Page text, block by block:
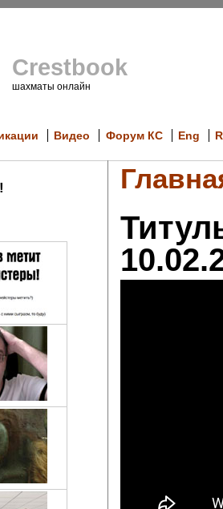
Crestbook
шахматы онлайн
Видео Форум КС Eng